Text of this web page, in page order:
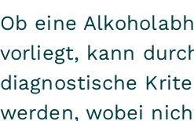
Ob eine
vorliegt, kann
diagnostische
werden, wobei